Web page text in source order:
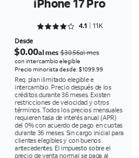
Rated 4.1498 out of 5
4.1 11K
Desde
$0.00al mes$30.56al mes
con intercambio elegible
Precio minorista desde: $1099.99
Req. plan ilimitado elegible e
intercambio. Precio después de los
créditos durante 36 meses. Existen
restricciones de velocidad y otros
términos. Todos los precios mensuales
requieren tasa de interés anual (APR)
del 0% con acuerdo de pago en cuotas
durante 36 meses. Sin cargo inicial para
clientes elegibles y con buenos
antecedentes. El impuesto sobre el
precio de venta normal se paga al